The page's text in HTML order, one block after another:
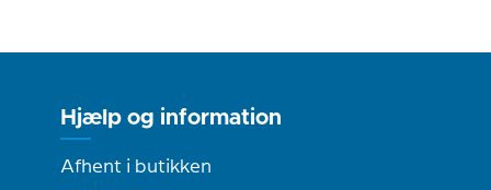
Hjælp og information
Afhent i butikken